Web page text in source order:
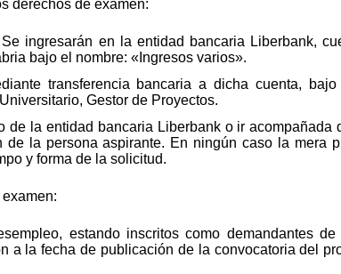
derechos de examen:
ingresarán en la entidad bancaria Liberbank,
bajo el nombre: «Ingresos varios».
transferencia bancaria a dicha cuenta,
Gestor de Proyectos.
la entidad bancaria Liberbank o ir acompañada
la persona aspirante. En ningún caso la mera
y forma de la solicitud.
estando inscritos como demandantes
a la fecha de publicación de la convocatoria del